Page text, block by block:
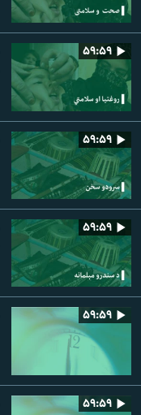
۵۹:۵۹
۵۹:۵۹
۵۹:۵۹
۵۹:۵۹
۵۹:۵۹